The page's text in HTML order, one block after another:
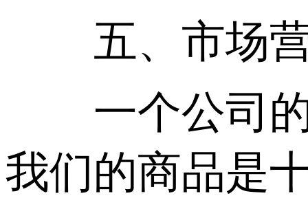
五、市场营
一个公司的
我们的商品是